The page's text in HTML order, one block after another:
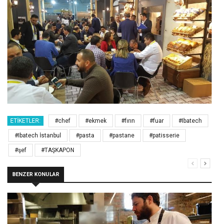
ETIKETLER: #chef #ekmek #fırın #fuar #Ibatech
#Ibatech İstanbul #pasta #pastane #patisserie
#şef #TAŞKAPON
BENZER KONULAR